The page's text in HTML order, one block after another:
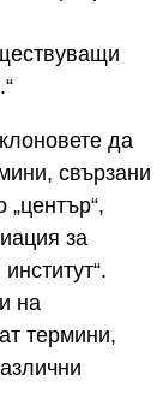
да
свързани
за
на
термини,